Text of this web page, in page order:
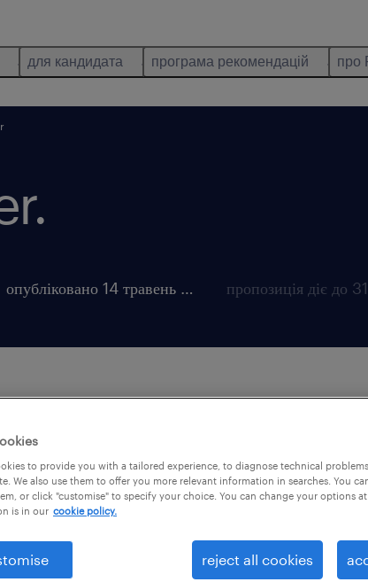
для кандидата програма рекомендацій про
опубліковано 14 травень 2026
międzynarodowego lidera
zespołu naszego Klienta w
to provide you with a tailored experience, to diagnose technical
We also use them to offer you more relevant information in searches. You
or click "customise" to specify your choice. You can change your options
is in our cookie policy.
reject all cookies